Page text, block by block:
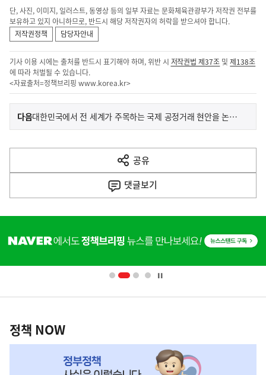
단, 사진, 이미지, 일러스트, 동영상 등의 일부 자료는 문화체육관광부가 저작권 전부를
보유하고 있지 아니하므로, 반드시 해당 저작권자의 허락을 받으셔야 합니다.
저작권정책
담당자안내
기사 이용 시에는 출처를 반드시 표기해야 하며, 위반 시 저작권법 제37조 및제138조
에 따라 처벌될 수 있습니다.
<자료출처=정책브리핑 www.korea.kr>
이
전
다
음
다음기
대한민국에서 전 세계가 주목하는 국제 공정거래 현안을 논의하다.
공유
열
기
댓글보기
단
영
책
NOW,
정책 NOW